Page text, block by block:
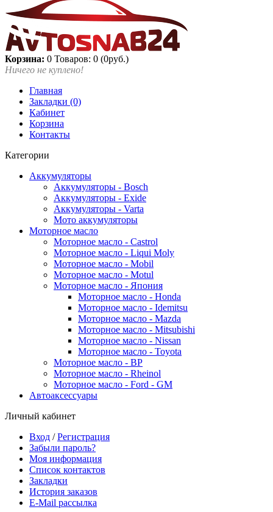
Корзина: 0 Товаров: 0 (0руб.)
Ничего не куплено!
Главная
Закладки (0)
Кабинет
Корзина
Контакты
Категории
Аккумуляторы
Аккумуляторы - Bosch
Аккумуляторы - Exide
Аккумуляторы - Varta
Мото аккумуляторы
Моторное масло
Моторное масло - Castrol
Моторное масло - Liqui Moly
Моторное масло - Mobil
Моторное масло - Motul
Моторное масло - Япония
Моторное масло - Honda
Моторное масло - Idemitsu
Моторное масло - Mazda
Моторное масло - Mitsubishi
Моторное масло - Nissan
Моторное масло - Toyota
Моторное масло - BP
Моторное масло - Rheinol
Моторное масло - Ford - GM
Автоаксессуары
Личный кабинет
Вход /Регистрация
Забыли пароль?
Моя информация
Список контактов
Закладки
История заказов
E-Mail рассылка